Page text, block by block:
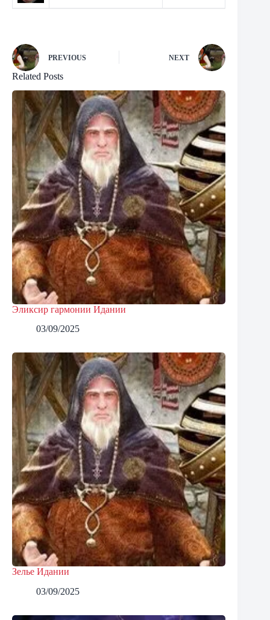
PREVIOUS NEXT
Related Posts
Эликсир гармонии Идании
03/09/2025
Зелье Идании
03/09/2025